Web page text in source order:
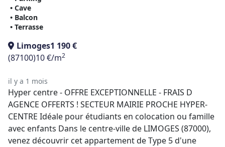
• Cave
• Balcon
• Terrasse
Limoges1 190 €
(87100)10 €/m2
il y a 1 mois
Hyper centre - OFFRE EXCEPTIONNELLE - FRAIS D
AGENCE OFFERTS ! SECTEUR MAIRIE PROCHE HYPER-
CENTRE Idéale pour étudiants en colocation ou famille
avec enfants Dans le centre-ville de LIMOGES (87000),
venez découvrir cet appartement de Type 5 d'une